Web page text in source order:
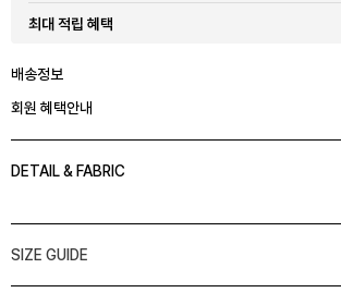
최대 적립 혜택
배송정보
회원 혜택안내
DETAIL & FABRIC
SIZE GUIDE